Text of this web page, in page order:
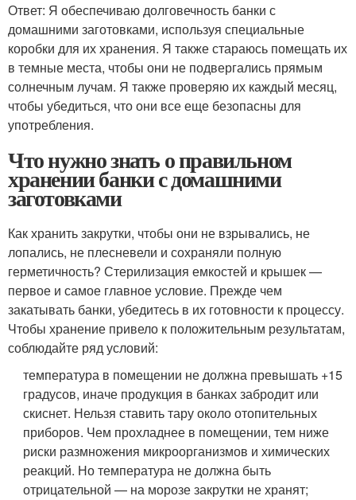
Ответ: Я обеспечиваю долговечность банки с
домашними заготовками, используя специальные
коробки для их хранения. Я также стараюсь помещать их
в темные места, чтобы они не подвергались прямым
солнечным лучам. Я также проверяю их каждый месяц,
чтобы убедиться, что они все еще безопасны для
употребления.
Что нужно знать о правильном
хранении банки с домашними
заготовками
Как хранить закрутки, чтобы они не взрывались, не
лопались, не плесневели и сохраняли полную
герметичность? Стерилизация емкостей и крышек —
первое и самое главное условие. Прежде чем
закатывать банки, убедитесь в их готовности к процессу.
Чтобы хранение привело к положительным результатам,
соблюдайте ряд условий:
температура в помещении не должна превышать +15
градусов, иначе продукция в банках забродит или
скиснет. Нельзя ставить тару около отопительных
приборов. Чем прохладнее в помещении, тем ниже
риски размножения микроорганизмов и химических
реакций. Но температура не должна быть
отрицательной — на морозе закрутки не хранят;